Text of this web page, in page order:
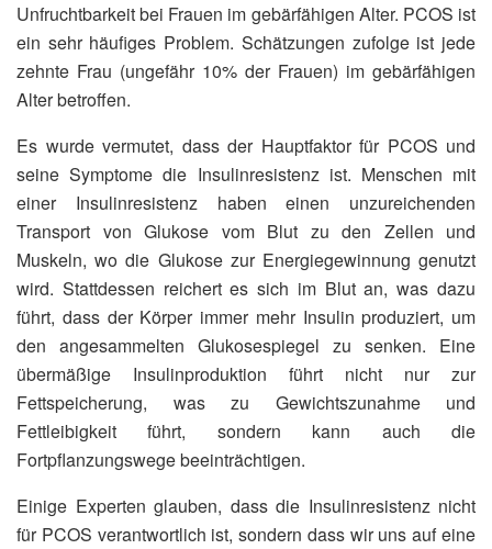
Unfruchtbarkeit bei Frauen im gebärfähigen Alter. PCOS ist
ein sehr häufiges Problem. Schätzungen zufolge ist jede
zehnte Frau (ungefähr 10% der Frauen) im gebärfähigen
Alter betroffen.
Es wurde vermutet, dass der Hauptfaktor für PCOS und
seine Symptome die Insulinresistenz ist. Menschen mit
einer Insulinresistenz haben einen unzureichenden
Transport von Glukose vom Blut zu den Zellen und
Muskeln, wo die Glukose zur Energiegewinnung genutzt
wird. Stattdessen reichert es sich im Blut an, was dazu
führt, dass der Körper immer mehr Insulin produziert, um
den angesammelten Glukosespiegel zu senken. Eine
übermäßige Insulinproduktion führt nicht nur zur
Fettspeicherung, was zu Gewichtszunahme und
Fettleibigkeit führt, sondern kann auch die
Fortpflanzungswege beeinträchtigen.
Einige Experten glauben, dass die Insulinresistenz nicht
für PCOS verantwortlich ist, sondern dass wir uns auf eine